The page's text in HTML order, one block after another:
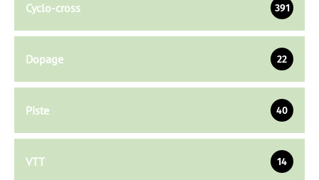
Cyclo-cross 391
Dopage 22
Piste 40
VTT 14